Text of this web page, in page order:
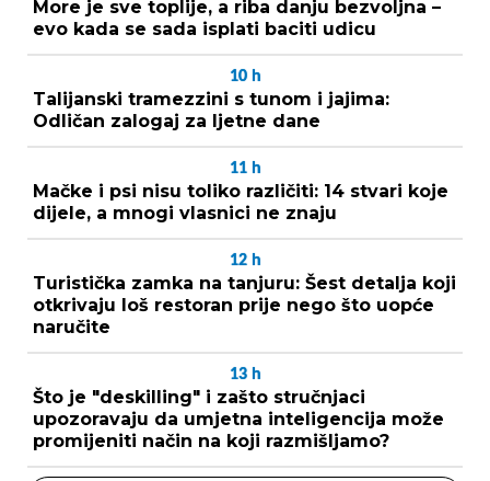
More je sve toplije, a riba danju bezvoljna –
evo kada se sada isplati baciti udicu
10 h
Talijanski tramezzini s tunom i jajima:
Odličan zalogaj za ljetne dane
11 h
Mačke i psi nisu toliko različiti: 14 stvari koje
dijele, a mnogi vlasnici ne znaju
12 h
Turistička zamka na tanjuru: Šest detalja koji
otkrivaju loš restoran prije nego što uopće
naručite
13 h
Što je "deskilling" i zašto stručnjaci
upozoravaju da umjetna inteligencija može
promijeniti način na koji razmišljamo?